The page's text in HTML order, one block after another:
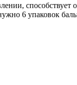
6 упаковок